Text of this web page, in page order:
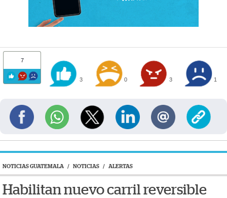
7
3 0 3 1
NOTICIAS GUATEMALA / NOTICIAS / ALERTAS
Habilitan nuevo carril reversible